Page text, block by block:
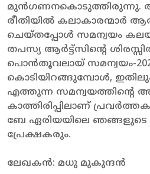
മുൻഗണനകൊടുത്തിരുന്നു.
രീതിയിൽ കലാകാരന്മാർ
ചെയ്തപ്പോൾ സമന്വയം
തപസ്യ ആർട്ട്സിന്റെ
പൊൻതൂവലായ് സമന്വയം-
കൊടിയിറങ്ങുമ്പോൾ, ഇതിലും
എത്തുന്ന സമന്വയത്തിന്റെ
കാത്തിരിപ്പിലാണ്
ബേ ഏരിയയിലെ ഞങ്ങളുടെ
പ്രേക്ഷകരും.
ലേഖകൻ: മധു മുകുന്ദൻ